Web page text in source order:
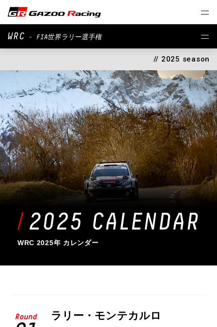
WRC - FIA世界ラリー選手権
// 2025 season
WRC 2025年 カレンダー
Round ラリー・モンテカルロ